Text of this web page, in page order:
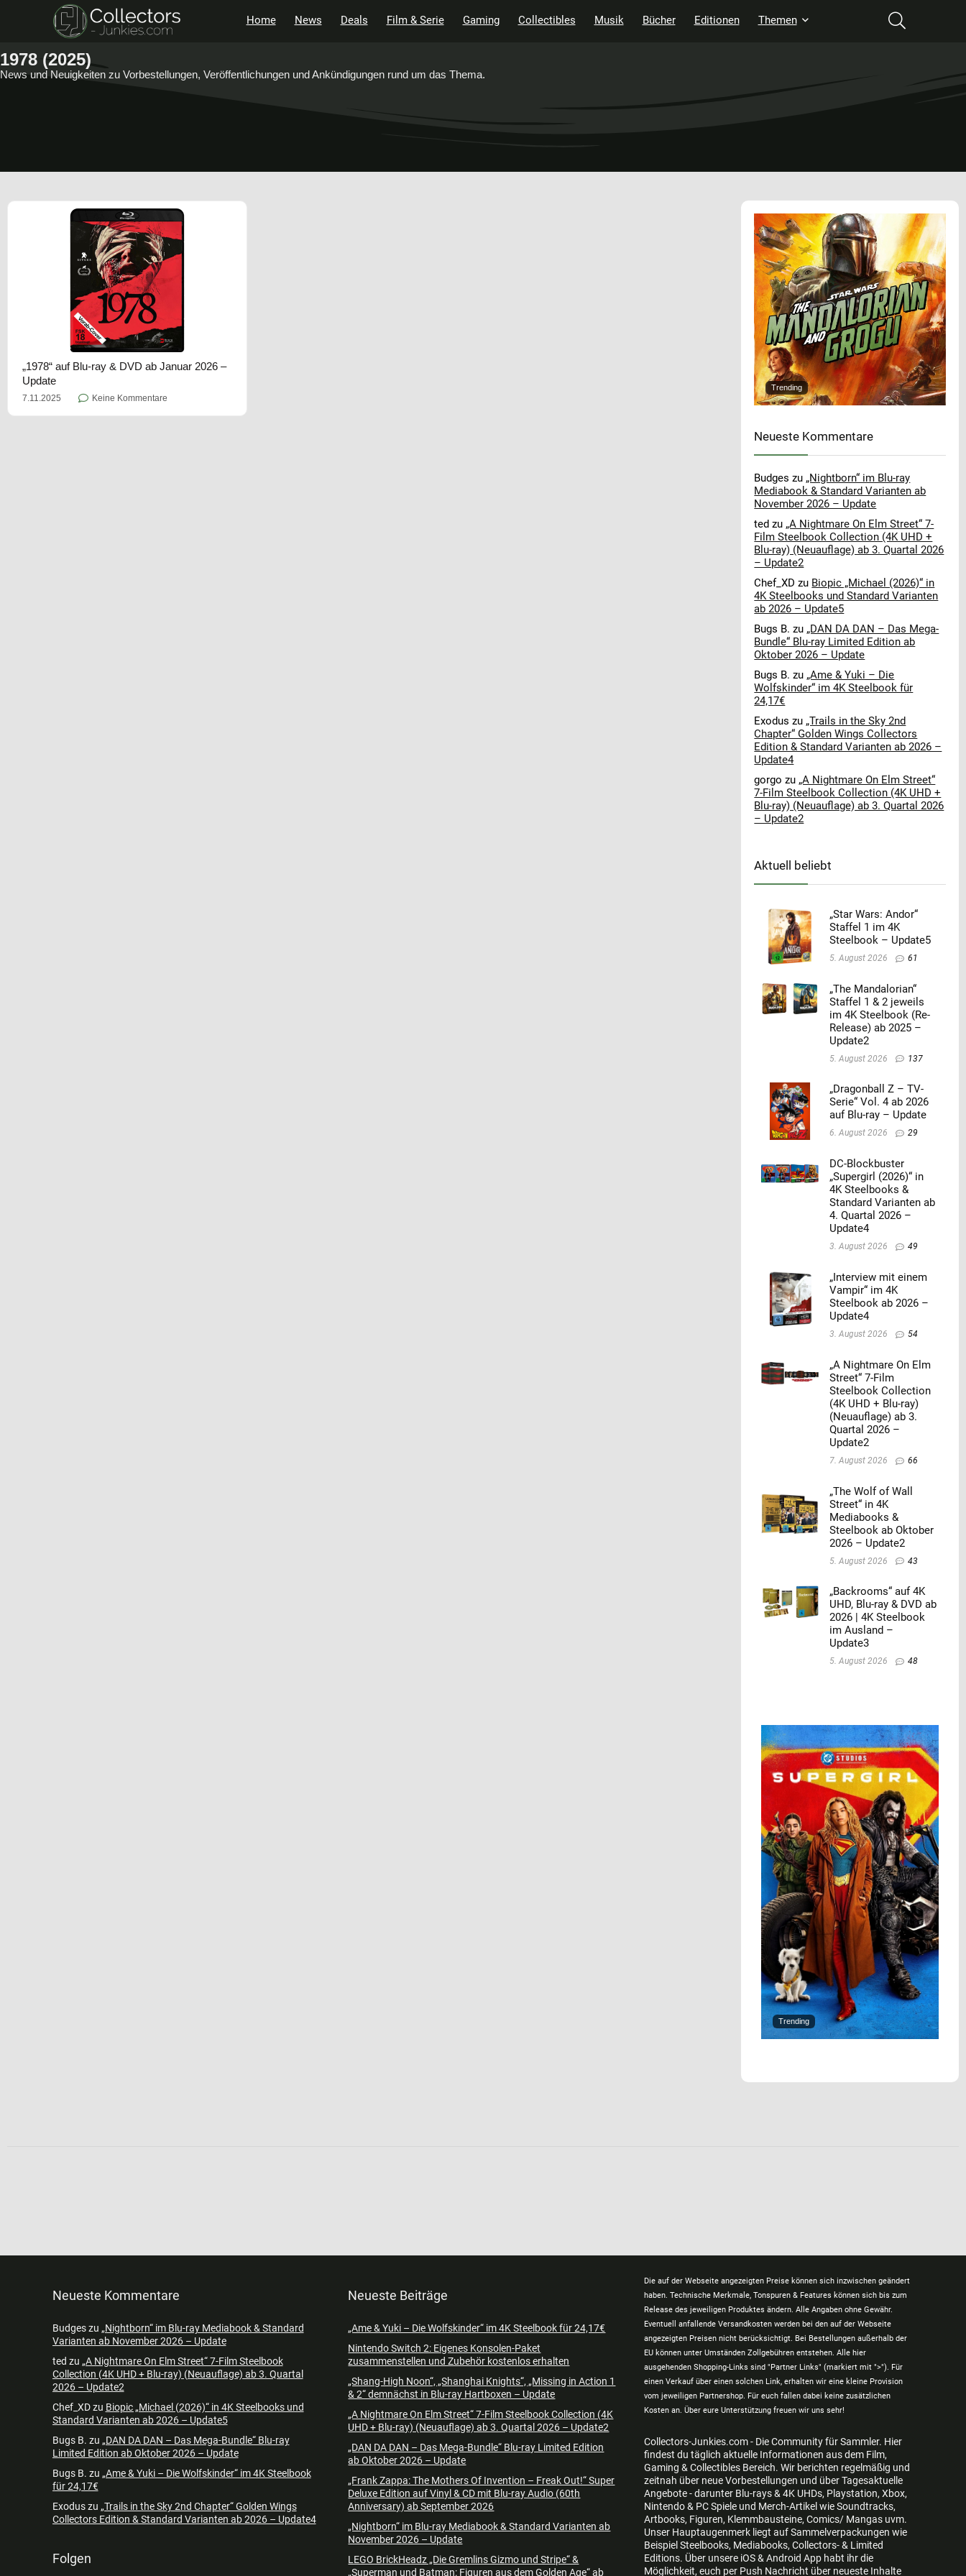
Home News Deals Film & Serie Gaming Collectibles Musik Bücher Editionen Themen
1978 (2025)
News und Neuigkeiten zu Vorbestellungen, Veröffentlichungen und Ankündigungen rund um das Thema.
„1978“ auf Blu-ray & DVD ab Januar 2026 –
Update
7.11.2025 Keine Kommentare
Trending
Neueste Kommentare
Budges zu „Nightborn“ im Blu-ray
Mediabook & Standard Varianten ab
November 2026 – Update
ted zu „A Nightmare On Elm Street“ 7-
Film Steelbook Collection (4K UHD +
Blu-ray) (Neuauflage) ab 3. Quartal 2026
– Update2
Chef_XD zu Biopic „Michael (2026)“ in
4K Steelbooks und Standard Varianten
ab 2026 – Update5
Bugs B. zu „DAN DA DAN – Das Mega-
Bundle“ Blu-ray Limited Edition ab
Oktober 2026 – Update
Bugs B. zu „Ame & Yuki – Die
Wolfskinder“ im 4K Steelbook für
24,17€
Exodus zu „Trails in the Sky 2nd
Chapter“ Golden Wings Collectors
Edition & Standard Varianten ab 2026 –
Update4
gorgo zu „A Nightmare On Elm Street“
7-Film Steelbook Collection (4K UHD +
Blu-ray) (Neuauflage) ab 3. Quartal 2026
– Update2
Aktuell beliebt
„Star Wars: Andor“
Staffel 1 im 4K
Steelbook – Update5
5. August 2026 61
„The Mandalorian“
Staffel 1 & 2 jeweils
im 4K Steelbook (Re-
Release) ab 2025 –
Update2
5. August 2026 137
„Dragonball Z – TV-
Serie“ Vol. 4 ab 2026
auf Blu-ray – Update
6. August 2026 29
DC-Blockbuster
„Supergirl (2026)“ in
4K Steelbooks &
Standard Varianten ab
4. Quartal 2026 –
Update4
3. August 2026 49
„Interview mit einem
Vampir“ im 4K
Steelbook ab 2026 –
Update4
3. August 2026 54
„A Nightmare On Elm
Street“ 7-Film
Steelbook Collection
(4K UHD + Blu-ray)
(Neuauflage) ab 3.
Quartal 2026 –
Update2
7. August 2026 66
„The Wolf of Wall
Street“ in 4K
Mediabooks &
Steelbook ab Oktober
2026 – Update2
5. August 2026 43
„Backrooms“ auf 4K
UHD, Blu-ray & DVD ab
2026 | 4K Steelbook
im Ausland –
Update3
5. August 2026 48
Trending
Neueste Kommentare
Budgeszu „Nightborn“ im Blu-ray Mediabook & Standard
Varianten ab November 2026 – Update
ted zu „A Nightmare On Elm Street“ 7-Film Steelbook
Collection (4K UHD + Blu-ray) (Neuauflage) ab 3. Quartal
2026 – Update2
Chef_XDzu Biopic „Michael (2026)“ in 4K Steelbooks und
Standard Varianten ab 2026 – Update5
Bugs B. zu „DAN DA DAN – Das Mega-Bundle“ Blu-ray
Limited Edition ab Oktober 2026 – Update
Bugs B. zu „Ame & Yuki – Die Wolfskinder“ im 4K Steelbook
für 24,17€
Exoduszu „Trails in the Sky 2nd Chapter“ Golden Wings
Collectors Edition & Standard Varianten ab 2026 – Update4
Folgen
Neueste Beiträge
„Ame & Yuki – Die Wolfskinder“ im 4K Steelbook für 24,17€
Nintendo Switch 2: Eigenes Konsolen-Paket
zusammenstellen und Zubehör kostenlos erhalten
„Shang-High Noon“, „Shanghai Knights“, „Missing in Action 1
& 2“ demnächst in Blu-ray Hartboxen – Update
„A Nightmare On Elm Street“ 7-Film Steelbook Collection (4K
UHD + Blu-ray) (Neuauflage) ab 3. Quartal 2026 – Update2
„DAN DA DAN – Das Mega-Bundle“ Blu-ray Limited Edition
ab Oktober 2026 – Update
„Frank Zappa: The Mothers Of Invention – Freak Out!“ Super
Deluxe Edition auf Vinyl & CD mit Blu-ray Audio (60th
Anniversary) ab September 2026
„Nightborn“ im Blu-ray Mediabook & Standard Varianten ab
November 2026 – Update
LEGO BrickHeadz „Die Gremlins Gizmo und Stripe“ &
„Superman und Batman: Figuren aus dem Golden Age“ ab
Die auf der Webseite angezeigten Preise können sich inzwischen geändert
haben. Technische Merkmale, Tonspuren & Features können sich bis zum
Release des jeweiligen Produktes ändern. Alle Angaben ohne Gewähr.
Eventuell anfallende Versandkosten werden bei den auf der Webseite
angezeigten Preisen nicht berücksichtigt. Bei Bestellungen außerhalb der
EU können unter Umständen Zollgebühren entstehen. Alle hier
ausgehenden Shopping-Links sind "Partner Links" (markiert mit ">"). Für
einen Verkauf über einen solchen Link, erhalten wir eine kleine Provision
vom jeweiligen Partnershop. Für euch fallen dabei keine zusätzlichen
Kosten an. Über eure Unterstützung freuen wir uns sehr!
Collectors-Junkies.com - Die Community für Sammler. Hier
findest du täglich aktuelle Informationen aus dem Film,
Gaming & Collectibles Bereich. Wir berichten regelmäßig und
zeitnah über neue Vorbestellungen und über Tagesaktuelle
Angebote - darunter Blu-rays & 4K UHDs, Playstation, Xbox,
Nintendo & PC Spiele und Merch-Artikel wie Soundtracks,
Artbooks, Figuren, Klemmbausteine, Comics/ Mangas uvm.
Unser Hauptaugenmerk liegt auf Sammelverpackungen wie
Beispiel Steelbooks, Mediabooks, Collectors- & Limited
Editions. Über unsere iOS & Android App habt ihr die
Möglichkeit, euch per Push Nachricht über neueste Inhalte